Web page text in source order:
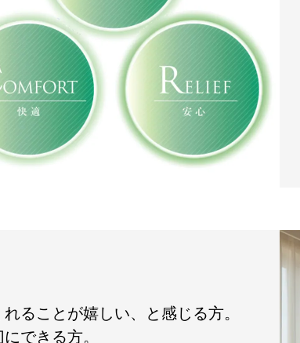
ることが嬉しい、と感じる方。
できる方。